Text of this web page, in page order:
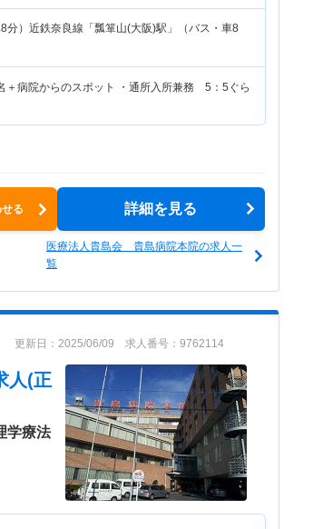
分）近鉄奈良線「瓢箪山(大阪)駅」（バス・車8
＋病院からのスポット ・通所入所兼務 5：5ぐら
る 詳細を見る
医療法人貴島会 貴島病院本院の求人一
覧
更新日：2025/06/09 求人番号：9762114
人(正
学療法